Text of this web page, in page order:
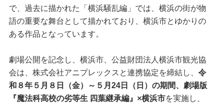
で、過去に描かれた「横浜騒乱編」では、横浜の街が物
語の重要な舞台として描かれており、横浜市とゆかりの
ある作品となっています。
劇場公開を記念し、横浜市、公益財団法人横浜市観光協
会は、株式会社アニプレックスと連携協定を締結し、 令
和８年５月８日（金）～５月24日（日）の期間、劇場版
『魔法科高校の劣等生 四葉継承編』×横浜市を実施し、